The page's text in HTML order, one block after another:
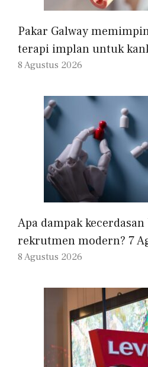
Pakar Galway
terapi implan untuk
8 Agustus 2026
Apa dampak
rekrutmen modern? 7
8 Agustus 2026